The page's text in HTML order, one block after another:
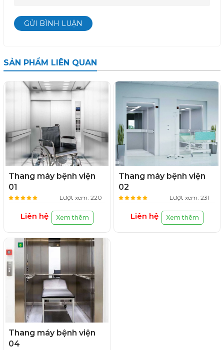
GỬI BÌNH LUẬN
SẢN PHẨM LIÊN QUAN
Thang máy bệnh viện
01
Lượt xem: 220
Liên hệ Xem thêm
Thang máy bệnh viện
02
Lượt xem: 231
Liên hệ Xem thêm
Thang máy bệnh viện
04